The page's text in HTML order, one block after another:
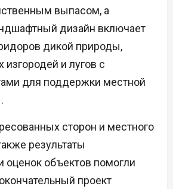
выпасом, а
дизайн включает
дикой природы,
и лугов с
для поддержки местной
сторон и местного
результаты
оценок объектов помогли
проект